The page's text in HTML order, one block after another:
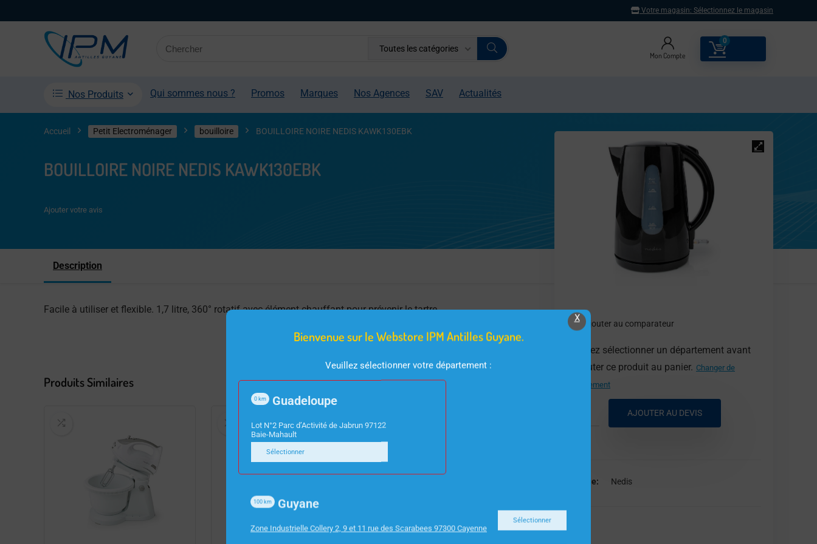
Votre magasin: Sélectionnez le magasin
Toutes les catégories
Mon Compte
0
Nos Produits Qui sommes nous ? Promos Marques Nos Agences SAV Actualités
Accueil Petit Electroménager bouilloire BOUILLOIRE NOIRE NEDIS KAWK130EBK
BOUILLOIRE NOIRE NEDIS KAWK130EBK
Ajouter au comparateur
Veuillez sélectionner un département avant
d'ajouter ce produit au panier. Changer de
département
AJOUTER AU DEVIS
Marque Nedis
Ajouter votre avis
Description
Facile à utiliser et flexible. 1,7 litre, 360° rotatif avec élément chauffant pour prévenir le tartre.
Produits Similaires
X
Bienvenue sur le Webstore IPM Antilles Guyane.
Veuillez sélectionner votre département :
Guadeloupe
0 km
Lot N°2 Parc d’Activité de Jabrun 97122
Baie-Mahault
Sélectionner
Guyane
100 km
Zone Industrielle Collery 2, 9 et 11 rue des Scarabees 97300 Cayenne
Sélectionner